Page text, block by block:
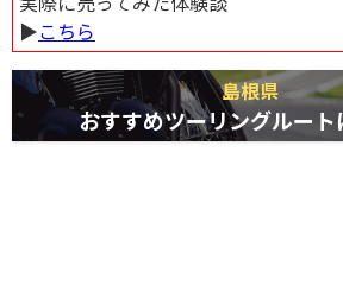
しむのはいかがでしょうか。
▶︎こちら
島根県
おすすめツーリングルート